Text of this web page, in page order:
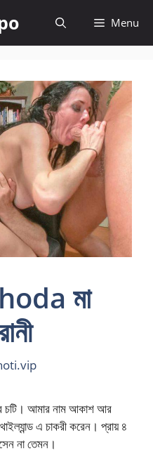
Menu
মা
চটি। আমার নাম আকাশ আর
এ চাকরী করেন। প্রায় ৪
না তেমন।